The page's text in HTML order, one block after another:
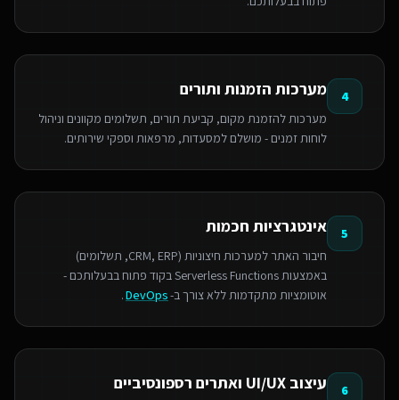
4 מערכות הזמנות ותורים
מערכות להזמנת מקום, קביעת תורים, תשלומים מקוונים וניהול
לוחות זמנים - מושלם למסעדות, מרפאות וספקי שירותים.
5 אינטגרציות חכמות
חיבור האתר למערכות חיצוניות (CRM, ERP, תשלומים)
באמצעות Serverless Functions בקוד פתוח בבעלותכם -
אוטומציות מתקדמות ללא צורך ב-DevOps
.
6 עיצוב UI/UX ואתרים רספונסיביים